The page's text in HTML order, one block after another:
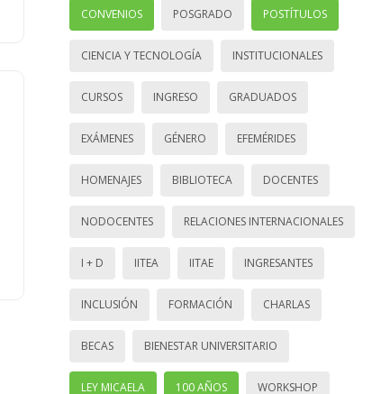
CONVENIOS POSGRADO POSTÍTULOS
CIENCIA Y TECNOLOGÍA INSTITUCIONALES
CURSOS INGRESO GRADUADOS
EXÁMENES GÉNERO EFEMÉRIDES
HOMENAJES BIBLIOTECA DOCENTES
NODOCENTES RELACIONES INTERNACIONALES
I + D IITEA IITAE INGRESANTES
INCLUSIÓN FORMACIÓN CHARLAS
BECAS BIENESTAR UNIVERSITARIO
LEY MICAELA 100 AÑOS WORKSHOP